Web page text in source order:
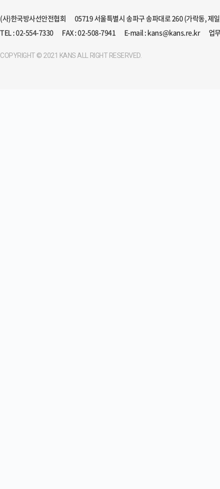
(사)한국방사선안전협회
05719 서울특별시 송파구 송파대로 260 (가락동, 제
TEL : 02-554-7330
FAX : 02-508-7941 E-mail : kans@kans.re.kr 업
COPYRIGHT © 2021 KANS ALL RIGHT RESERVED.